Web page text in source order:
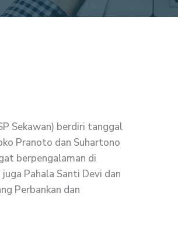
Sekawan) berdiri tanggal
Pranoto dan Suhartono
berpengalaman di
Pahala Santi Devi dan
Perbankan dan